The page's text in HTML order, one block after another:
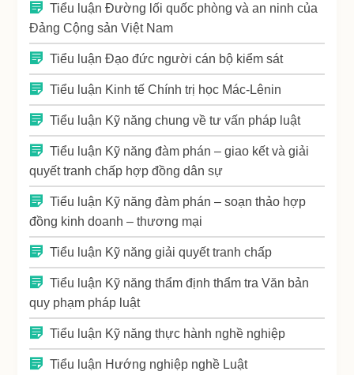
Tiểu luận Đường lối quốc phòng và an ninh của
Đảng Cộng sản Việt Nam
Tiểu luận Đạo đức người cán bộ kiểm sát
Tiểu luận Kinh tế Chính trị học Mác-Lênin
Tiểu luận Kỹ năng chung về tư vấn pháp luật
Tiểu luận Kỹ năng đàm phán – giao kết và giải
quyết tranh chấp hợp đồng dân sự
Tiểu luận Kỹ năng đàm phán – soạn thảo hợp
đồng kinh doanh – thương mại
Tiểu luận Kỹ năng giải quyết tranh chấp
Tiểu luận Kỹ năng thẩm định thẩm tra Văn bản
quy phạm pháp luật
Tiểu luận Kỹ năng thực hành nghề nghiệp
Tiểu luận Hướng nghiệp nghề Luật